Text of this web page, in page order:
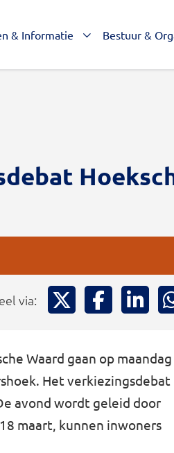
& Informatie Bestuur &
via: Deel via XDeel via
Waard gaan op maandag
Het verkiezingsdebat
avond wordt geleid door
maart, kunnen inwoners